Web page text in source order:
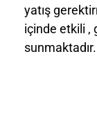
yatış
içinde etkili ,
sunmaktadır.